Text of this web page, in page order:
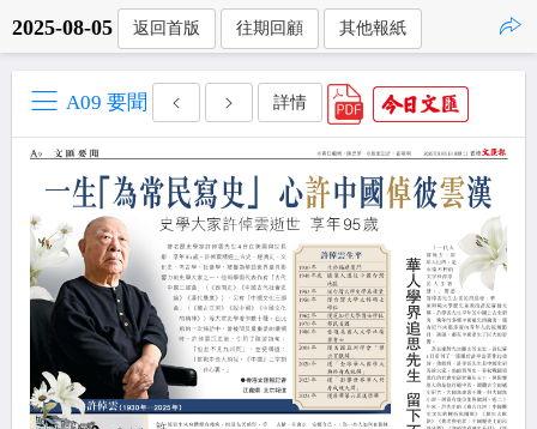
2025-08-05 返回首版 往期回顧 其他報紙
A09 要聞 詳情